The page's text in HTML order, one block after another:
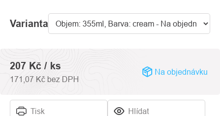
Varianta
Tisk Hlídat
207 Kč / ks
171,07 Kč bez DPH
Na objednávku